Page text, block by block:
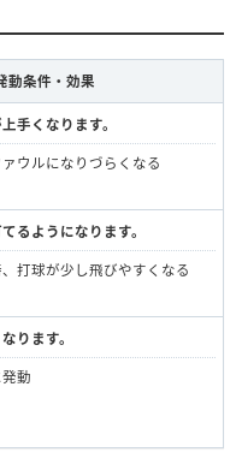
動条件・効果
手くなります。
ウルになりづらくなる
るようになります。
打球が少し飛びやすくなる
ります。
動